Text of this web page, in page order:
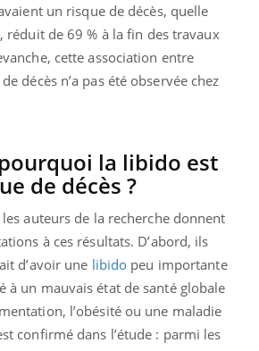
un risque de décès, quelle
réduit de 69 % à la fin des travaux
cette association entre
décès n’a pas été observée chez
la libido est
de décès ?
les auteurs de la recherche donnent
à ces résultats. D’abord, ils
d’avoir une libido peu importante
à un mauvais état de santé globale
l’obésité ou une maladie
confirmé dans l’étude : parmi les